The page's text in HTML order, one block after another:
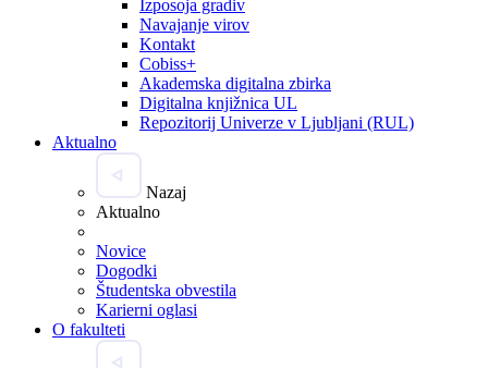
Izposoja gradiv
Navajanje virov
Kontakt
Cobiss+
Akademska digitalna zbirka
Digitalna knjižnica UL
Repozitorij Univerze v Ljubljani (RUL)
Aktualno
Nazaj
Aktualno
Novice
Dogodki
Študentska obvestila
Karierni oglasi
O fakulteti